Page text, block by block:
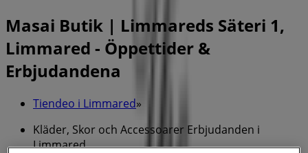
Masai Butik | Limmareds Säteri 1,
Limmared - Öppettider &
Erbjudandena
Tiendeo i Limmared»
Kläder, Skor och Accessoarer Erbjudanden i
Limmared